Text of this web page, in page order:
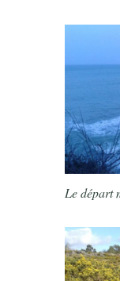
Le départ